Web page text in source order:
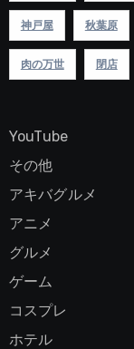
神戸屋 秋葉原
肉の万世 閉店
YouTube
その他
アキバグルメ
アニメ
グルメ
ゲーム
コスプレ
ホテル